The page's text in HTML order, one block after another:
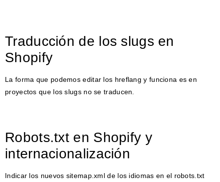
Traducción de los slugs en
Shopify
La forma que podemos editar los hreflang y funciona es en
proyectos que los slugs no se traducen.
Robots.txt en Shopify y
internacionalización
Indicar los nuevos sitemap.xml de los idiomas en el robots.txt